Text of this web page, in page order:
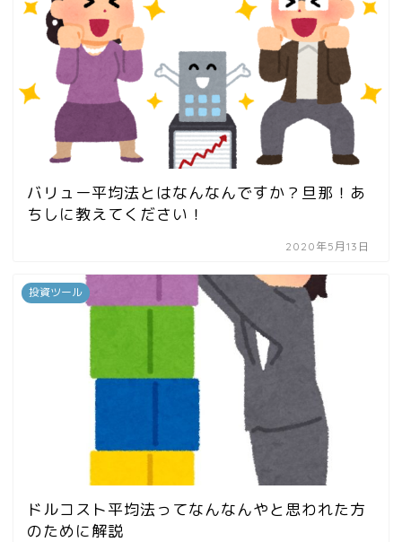
バリュー平均法とはなんなんですか？旦那！あ
ちしに教えてください！
2020年5月13日
投資ツール
ドルコスト平均法ってなんなんやと思われた方
のために解説